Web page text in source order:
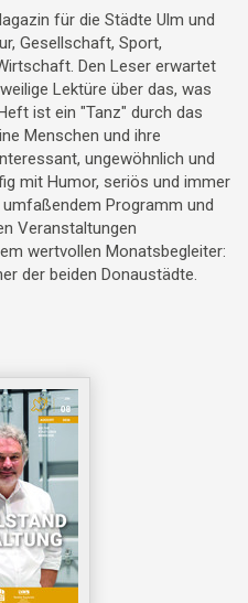
für die Städte Ulm und
Gesellschaft, Sport,
Den Leser erwartet
Lektüre über das, was
ist ein "Tanz" durch das
Menschen und ihre
ungewöhnlich und
mit Humor, seriös und immer
Programm und
Veranstaltungen
wertvollen Monatsbegleiter:
der beiden Donaustädte.